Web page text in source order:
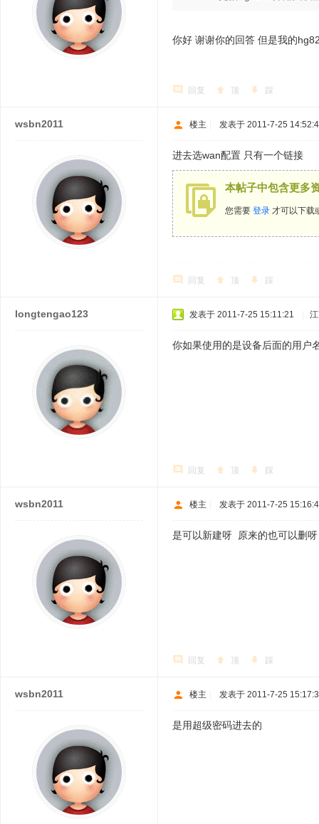
你好 谢谢你的回答 但是我的
回复 顶 踩
wsbn2011 楼主 发表于 2011-7-25
进去选wan配置 只有一个链接
本帖子中包含更多
您需要 登录 才可以下载
回复 顶 踩
longtengao123 发表于 2011-7-25 15:11:21
你如果使用的是设备后面的用户
回复 顶 踩
wsbn2011 楼主 发表于 2011-7-25
是可以新建呀 原来的也可以删
回复 顶 踩
wsbn2011 楼主 发表于 2011-7-25
是用超级密码进去的